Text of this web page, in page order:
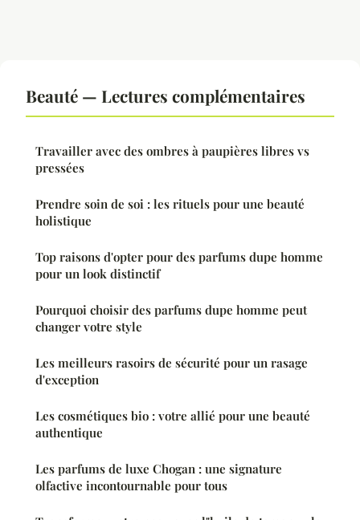
Beauté — Lectures complémentaires
Travailler avec des ombres à paupières libres vs
pressées
Prendre soin de soi : les rituels pour une beauté
holistique
Top raisons d'opter pour des parfums dupe homme
pour un look distinctif
Pourquoi choisir des parfums dupe homme peut
changer votre style
Les meilleurs rasoirs de sécurité pour un rasage
d'exception
Les cosmétiques bio : votre allié pour une beauté
authentique
Les parfums de luxe Chogan : une signature
olfactive incontournable pour tous